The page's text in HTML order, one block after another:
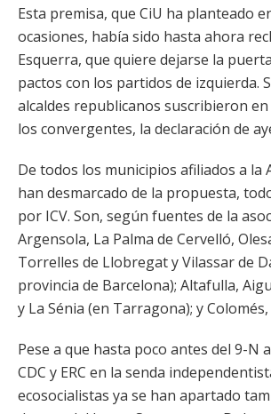
Esta premisa, que CiU ha planteado
ocasiones, había sido hasta ahora
Esquerra, que quiere dejarse la
pactos con los partidos de izquierda.
alcaldes republicanos suscribieron
los convergentes, la declaración de
De todos los municipios afiliados a la
han desmarcado de la propuesta,
por ICV. Son, según fuentes de la
Argensola, La Palma de Cervelló,
Torrelles de Llobregat y Vilassar de
provincia de Barcelona); Altafulla,
y La Sénia (en Tarragona); y
Pese a que hasta poco antes del 9-N
CDC y ERC en la senda
ecosocialistas ya se han apartado